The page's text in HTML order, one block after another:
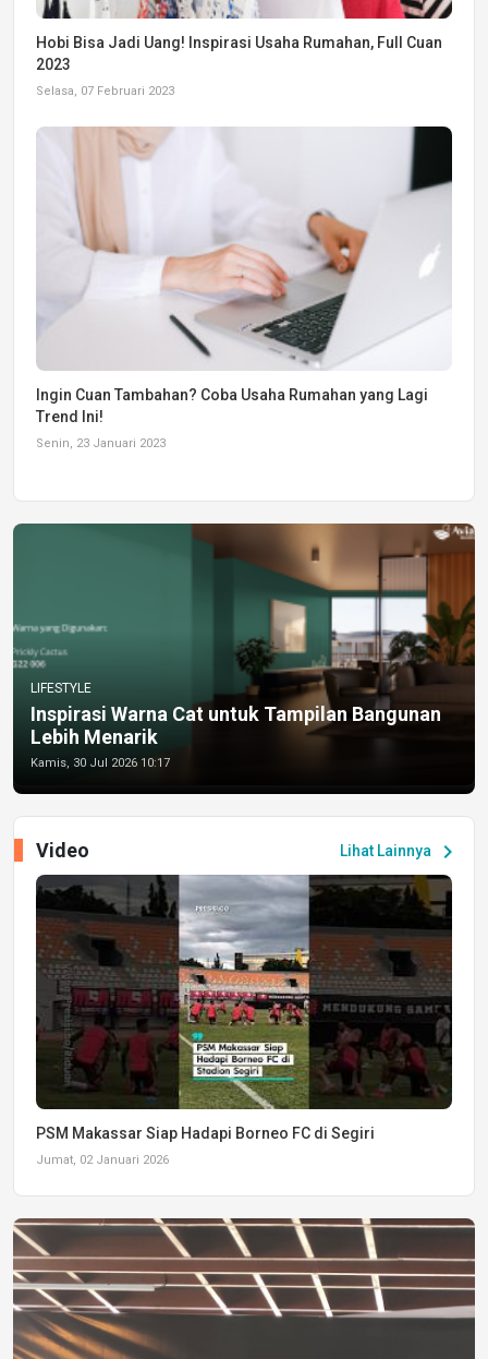
Hobi Bisa Jadi Uang! Inspirasi Usaha Rumahan, Full Cuan
2023
Selasa, 07 Februari 2023
Ingin Cuan Tambahan? Coba Usaha Rumahan yang Lagi
Trend Ini!
Senin, 23 Januari 2023
LIFESTYLE
Inspirasi Warna Cat untuk Tampilan Bangunan
Lebih Menarik
Kamis, 30 Jul 2026 10:17
Lihat Lainnya chevron_right
Video
PSM Makassar Siap Hadapi Borneo FC di Segiri
Jumat, 02 Januari 2026